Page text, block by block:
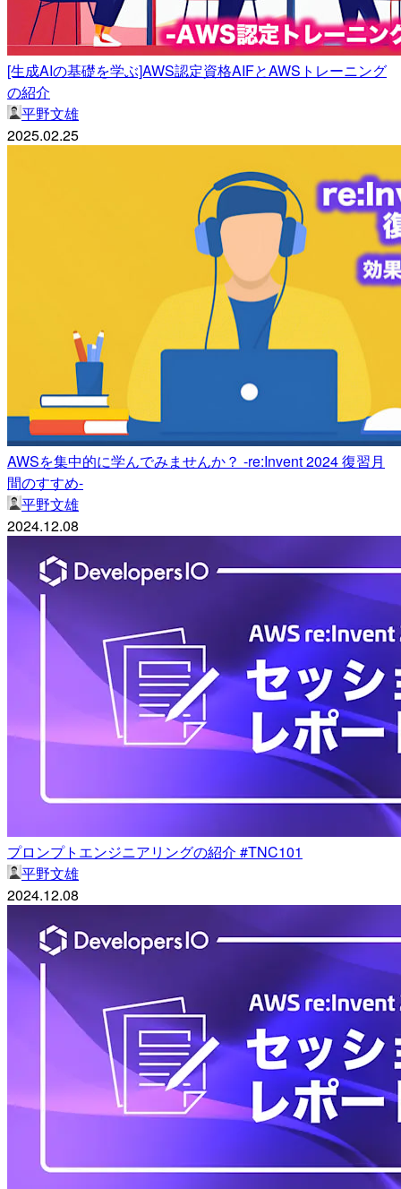
[生成AIの基礎を学ぶ]AWS認定資格AIFとAWSトレーニング
の紹介
平野文雄
2025.02.25
AWSを集中的に学んでみませんか？ -re:Invent 2024 復習月
間のすすめ-
平野文雄
2024.12.08
プロンプトエンジニアリングの紹介 #TNC101
平野文雄
2024.12.08